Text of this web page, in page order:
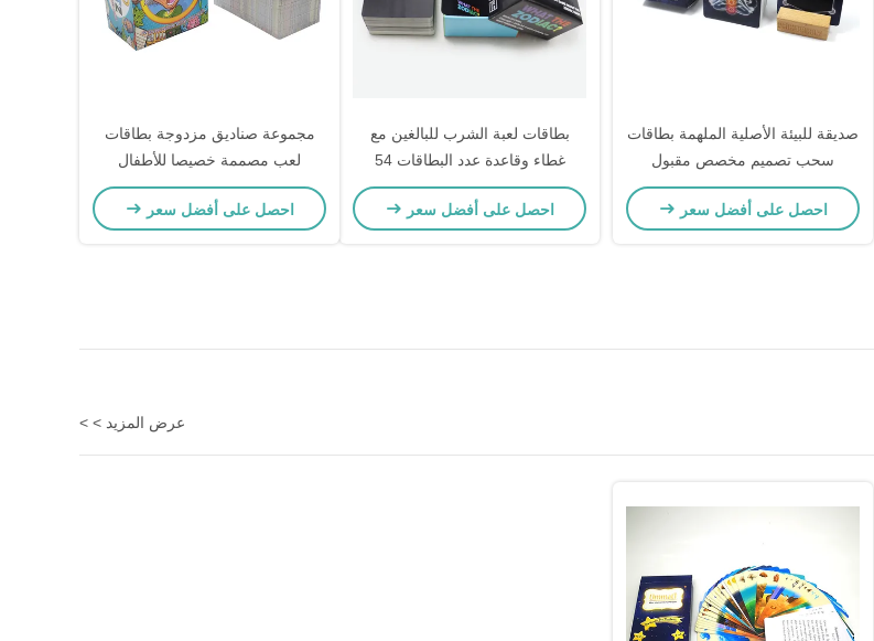
صديقة للبيئة الأصلية الملهمة بطاقات
سحب تصميم مخصص مقبول
للبالغين
احصل على أفضل سعر
بطاقات لعبة الشرب للبالغين مع
غطاء وقاعدة عدد البطاقات 54
احصل على أفضل سعر
مجموعة صناديق مزدوجة بطاقات
لعب مصممة خصيصا للأطفال
احصل على أفضل سعر
عرض المزيد > >